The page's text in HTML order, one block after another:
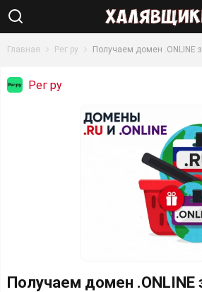
Главная Рег ру Получаем домен .ONLINE
Рег ру
Получаем домен .ONLINE